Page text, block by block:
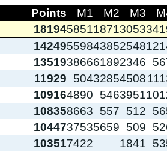
Points M1 M2 M3
18194585118713053
14249559843852548
13519386661892346
11929 50432854508
109164890 5463951
108358663 557 512
1044737535659 509
103517422 1841